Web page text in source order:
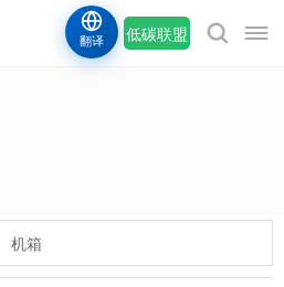
低碳联盟
翻译
机箱